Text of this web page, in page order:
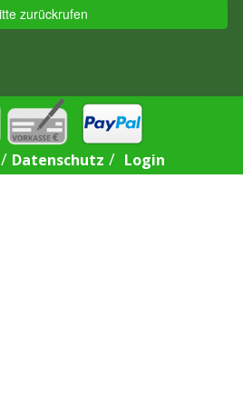
/ Datenschutz / Login